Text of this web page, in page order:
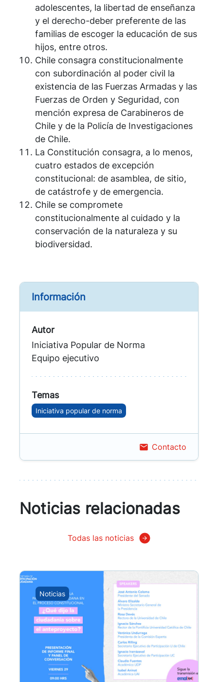
adolescentes, la libertad de enseñanza
y el derecho-deber preferente de las
familias de escoger la educación de sus
hijos, entre otros.
Chile consagra constitucionalmente
con subordinación al poder civil la
existencia de las Fuerzas Armadas y las
Fuerzas de Orden y Seguridad, con
mención expresa de Carabineros de
Chile y de la Policía de Investigaciones
de Chile.
La Constitución consagra, a lo menos,
cuatro estados de excepción
constitucional: de asamblea, de sitio,
de catástrofe y de emergencia.
Chile se compromete
constitucionalmente al cuidado y la
conservación de la naturaleza y su
biodiversidad.
Información
Autor
Iniciativa Popular de Norma
Equipo ejecutivo
Temas
Iniciativa popular de norma
Contacto
Noticias relacionadas
Todas las noticias
Noticias